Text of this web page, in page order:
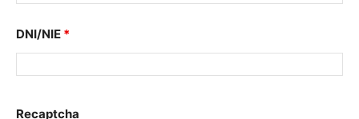
DNI/NIE *
Recaptcha